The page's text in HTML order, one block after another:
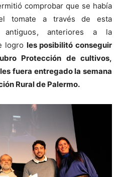
comprobar que se había
tomate a través de esta
antiguos, anteriores a la
logro les posibilitó conseguir
Protección de cultivos,
fuera entregado la semana
Rural de Palermo.